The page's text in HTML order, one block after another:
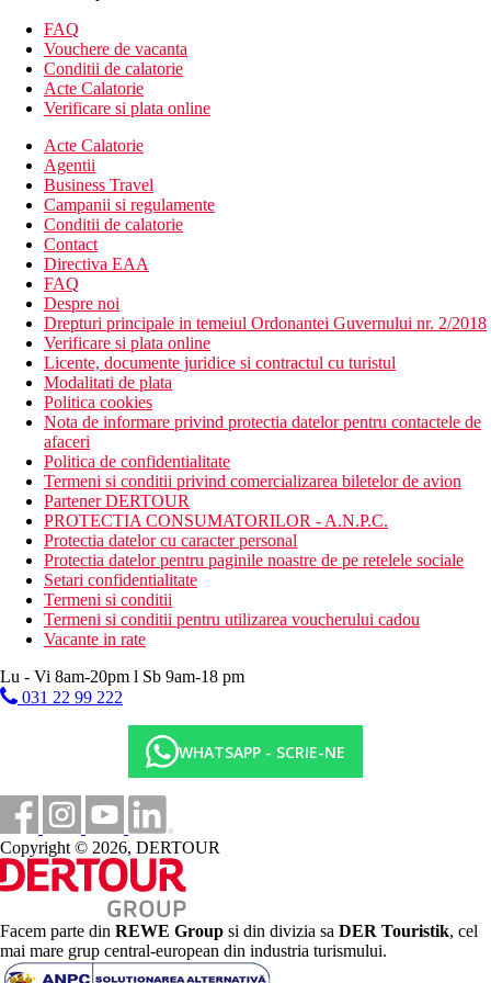
dotarile de mai sus):
Camera single Deluxe
Camera dubla Deluxe cu vedere laterala la mare
Camera dubla Superior cu vedere la mare
vedere la mare
Camera de familie: 2 camere conectate prin usa, balcon
Descrierea hotelului
Hotelul dispune de:
hol de intrare cu receptie
restaurante à la carte (specific italian, mexican, indian,
turcesc) - fiecare o data pe sejur gratuit, cu rezervare
obligatorie
lobby bar
bar langa piscina
bar pe plaja
piscine (una cu posibilitate de incalzire in sezonul rece)
sezlonguri, umbrele de soare si prosoape gratuite
piscina pentru copii (cu posibilitate de incalzire in sezonul
rece)
tobogane acvatice
miniclub
loc de joaca pentru copii
magazin de suveniruri
Wi-Fi in lobby si in camere (gratuit)
Descrierea plajei
nisipos
recomandam pantofi de apa
debarcader disponibil pentru intrarea in mare
bar pe plaja
Activitati gratuite
fitness
volei pe plaja
tenis de masa
biliard
Activitati contra cost
teren de tenis
centru de scufundari
centru spa
sauna
FAQ
Vouchere de vacanta
Conditii de calatorie
Acte Calatorie
Verificare si plata online
Acte Calatorie
Agentii
Business Travel
Campanii si regulamente
Conditii de calatorie
Contact
Directiva EAA
FAQ
Despre noi
Drepturi principale in temeiul Ordonantei Guvernului nr. 2/2018
Verificare si plata online
Licente, documente juridice si contractul cu turistul
Modalitati de plata
Politica cookies
Nota de informare privind protectia datelor pentru contactele de
afaceri
Politica de confidentialitate
Termeni si conditii privind comercializarea biletelor de avion
Partener DERTOUR
PROTECTIA CONSUMATORILOR - A.N.P.C.
Protectia datelor cu caracter personal
Protectia datelor pentru paginile noastre de pe retelele sociale
Setari confidentialitate
Termeni si conditii
Termeni si conditii pentru utilizarea voucherului cadou
Vacante in rate
Lu - Vi 8am-20pm l Sb 9am-18 pm
031 22 99 222
WHATSAPP - SCRIE-NE
Copyright © 2026, DERTOUR
Facem parte din REWE Group si din divizia sa DER Touristik, cel
mai mare grup central-european din industria turismului.